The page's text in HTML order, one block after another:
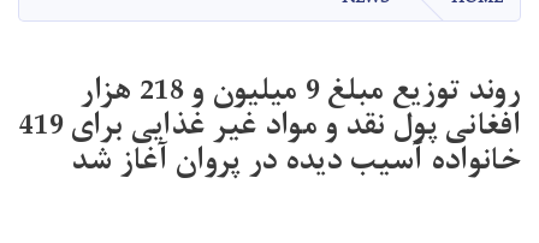
content
روند توزیع مبلغ 9 میلیون و 218 هزار
افغانی پول نقد و مواد غیر غذایی برای 419
خانواده آسیب دیده در پروان آغاز شد